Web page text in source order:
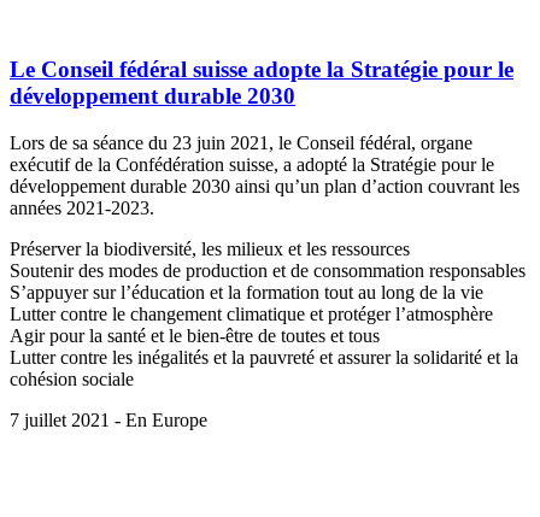
Le Conseil fédéral suisse adopte la Stratégie pour le
développement durable 2030
Lors de sa séance du 23 juin 2021, le Conseil fédéral, organe
exécutif de la Confédération suisse, a adopté la Stratégie pour le
développement durable 2030 ainsi qu’un plan d’action couvrant les
années 2021-2023.
Préserver la biodiversité, les milieux et les ressources
Soutenir des modes de production et de consommation responsables
S’appuyer sur l’éducation et la formation tout au long de la vie
Lutter contre le changement climatique et protéger l’atmosphère
Agir pour la santé et le bien-être de toutes et tous
Lutter contre les inégalités et la pauvreté et assurer la solidarité et la
cohésion sociale
7 juillet 2021 - En Europe